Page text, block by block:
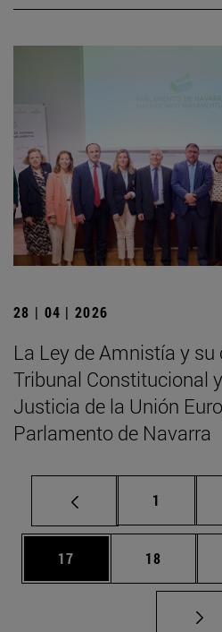
28 | 04 | 2026
La Ley de Amnistía y su
Tribunal Constitucional
Justicia de la Unión
Parlamento de Navarra
Página
1
Página
17 Página
18